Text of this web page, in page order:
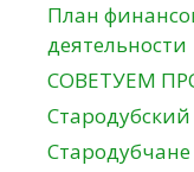
План
деятельности
СОВЕТУЕМ
Стародубчане